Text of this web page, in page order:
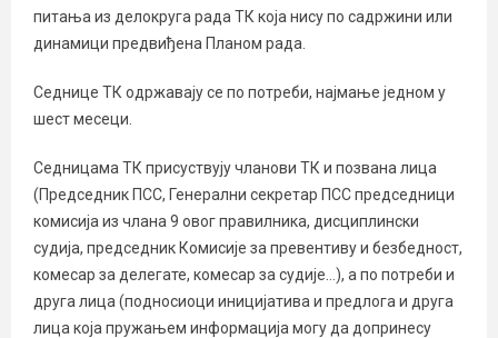
питања из делокруга рада ТК која нису по садржини или
динамици предвиђена Планом рада.
Седнице ТК одржавају се по потреби, најмање једном у
шест месеци.
Седницама ТК присуствују чланови ТК и позвана лица
(Председник ПСС, Генерални секретар ПСС председници
комисија из члана 9 овог правилника, дисциплински
судија, председник Комисије за превентиву и безбедност,
комесар за делегате, комесар за судије…), а по потреби и
друга лица (подносиоци иницијатива и предлога и друга
лица која пружањем информација могу да допринесу